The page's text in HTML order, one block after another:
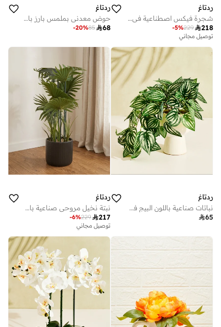
ردتاغ
شجرة فيكس اصطناعية في وعاء سيراميك 124 سم
218
229
-5%
توصيل مجاني
ردتاغ
حوض معدني بملمس بارز باللون الفضي
68
85
-20%
ردتاغ
نباتات صناعية باللون البيج في أصيص
65
ردتاغ
نبتة نخيل مروحي صناعية باللون الأخضر في وعاء سيراميك أسود
217
229
-6%
توصيل مجاني